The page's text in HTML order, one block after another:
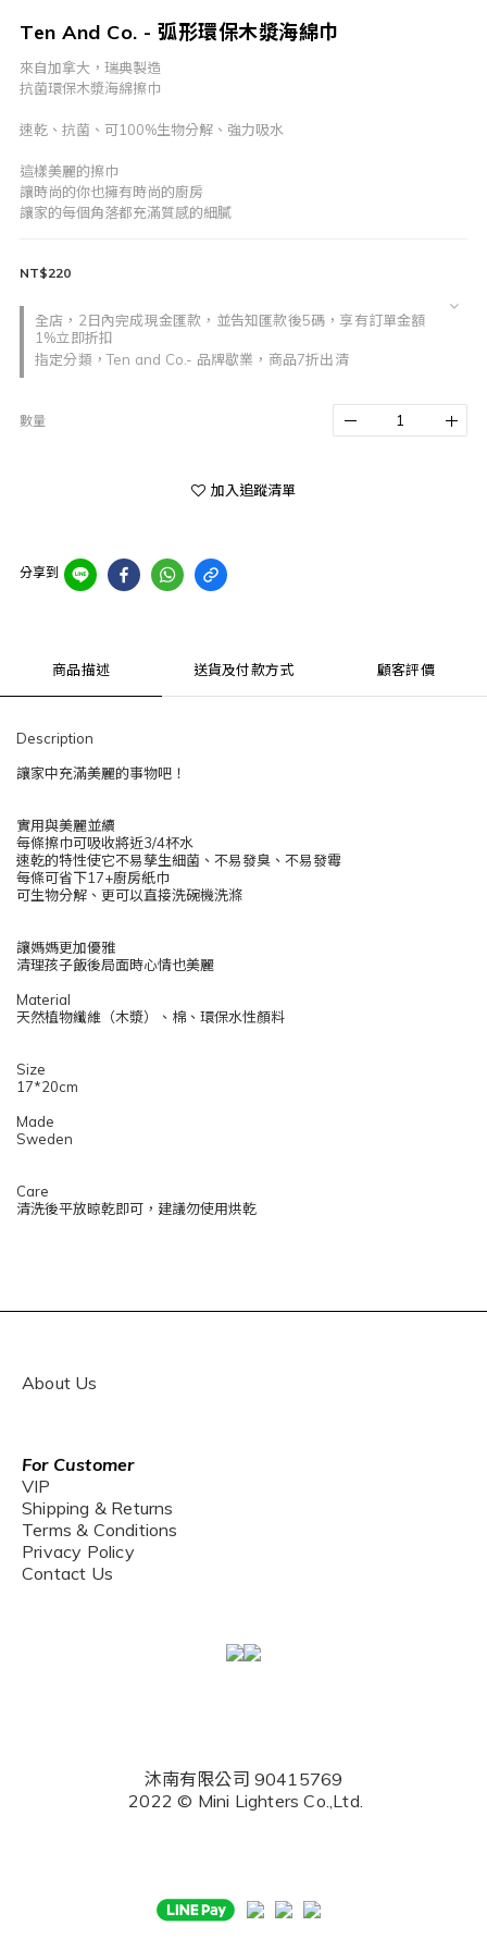
Ten And Co. - 弧形環保木漿海綿巾
來自加拿大，瑞典製造
抗菌環保木漿海綿擦巾
速乾、抗菌、可100%生物分解、強力吸水
這樣美麗的擦巾
讓時尚的你也擁有時尚的廚房
讓家的每個角落都充滿質感的細膩
全店，2日內完成現金匯款，並告知匯款後5碼，享有訂單金額
1%立即折扣
指定分類，Ten and Co.- 品牌歇業，商品7折出清
NT$220
數量
加入追蹤清單
分享到
商品描述 送貨及付款方式 顧客評價
Description
讓家中充滿美麗的事物吧！
實用與美麗並續
每條擦巾可吸收將近3/4杯水
速乾的特性使它不易孳生細菌、不易發臭、不易發霉
每條可省下17+廚房紙巾
可生物分解、更可以直接洗碗機洗滌
讓媽媽更加優雅
清理孩子飯後局面時心情也美麗
Material
天然植物纖維（木漿）、棉、環保水性顏料
Size
17*20cm
Made
Sweden
Care
清洗後平放晾乾即可，建議勿使用烘乾
About Us
For Customer
VIP
Shipping & Returns
Terms & Conditions
Privacy Policy
Contact Us
沐南有限公司 90415769
2022 © Mini Lighters Co.,Ltd.